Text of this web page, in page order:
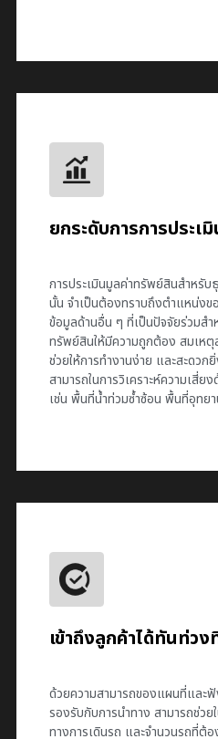
ยกระดับการการประ
การประเมินมูลค่าทรัพย์สินสำหรับ
นั้น จำเป็นต้องทราบถึงตำแหน่งข
ข้อมูลด้านอื่น ๆ ที่เป็นปัจจัยร่วมสำ
ทรัพย์สินให้มีความถูกต้อง สมเห
ช่วยให้การทำงานง่าย และสะดว
สามารถในการวิเคราะห์ความเสี่
เช่น พื้นที่น้ำท่วมซ้ำซ้อน พื้นที่อุทย
เข้าถึงลูกค้าได้ทันท่วง
ด้วยความสามารถของแผนที่และ
รองรับกับการนำทาง สามารถช่ว
ทางการเดินรถ และจำนวนรถที่ต้อ